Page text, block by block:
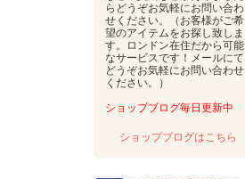
らどうぞお気軽にお問い合わ
せください。（お客様がご希
望のアイテムをお探し致しま
す。ロンドン在住だから可能
なサービスです！メールにて
どうぞお気軽にお問い合わせ
ください。）
ショップブログ毎日更新中
ショップブログはこちら